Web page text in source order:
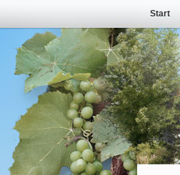
Start